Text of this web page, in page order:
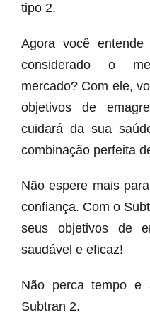
tipo 2.
Agora você
considerado o
mercado? Com ele,
objetivos de
cuidará da sua
combinação perfeita
Não espere mais
confiança. Com o
seus objetivos de
saudável e eficaz!
Não perca tempo e
Subtran 2.